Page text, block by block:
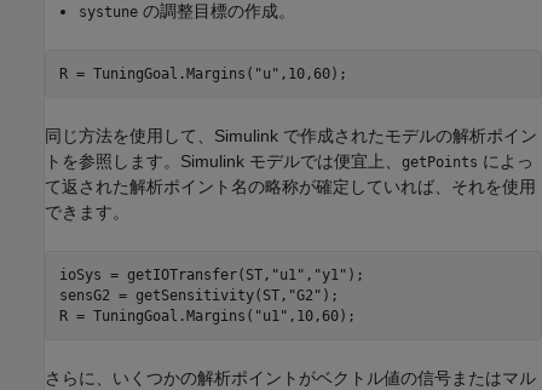
systune の調整目標の作成。
R = TuningGoal.Margins( "u" ,10,60);
同じ方法を使用して、Simulink で作成されたモデルの解析ポイン
トを参照します。Simulink モデルでは便宜上、 getPoints によっ
て返された解析ポイント名の略称が確定していれば、それを使用
できます。
ioSys = getIOTransfer(ST, "u1" , "y1" );
sensG2 = getSensitivity(ST, "G2" );
R = TuningGoal.Margins( "u1" ,10,60);
さらに、いくつかの解析ポイントがベクトル値の信号またはマル